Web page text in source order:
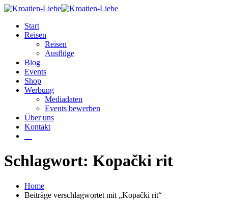
Start
Reisen
Reisen
Ausflüge
Blog
Events
Shop
Werbung
Mediadaten
Events bewerben
Über uns
Kontakt
Schlagwort: Kopački rit
Home
Beiträge verschlagwortet mit „Kopački rit“